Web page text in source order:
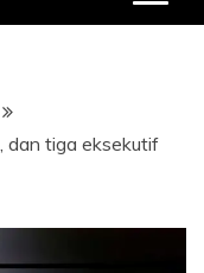
dan tiga eksekutif